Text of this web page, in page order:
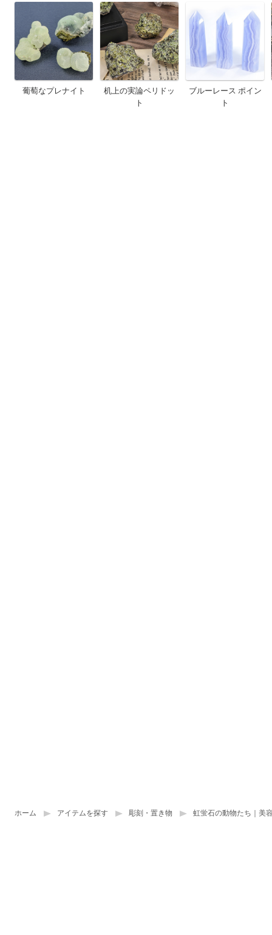
葡萄なプレナイト
机上の実論ペリドッ
ト
ブルーレース ポイン
ト
ホーム アイテムを探す 彫刻・置き物 虹蛍石の動物たち｜美